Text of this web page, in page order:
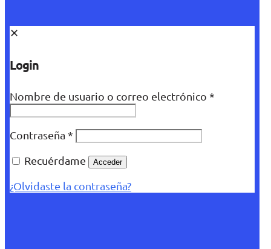
✕
Login
Nombre de usuario o correo electrónico *
Contraseña *
Recuérdame
Acceder
¿Olvidaste la contraseña?